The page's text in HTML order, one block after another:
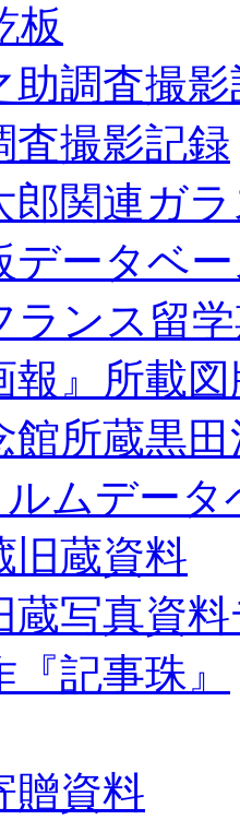
板
助調査撮
査撮影記録
郎関連ガ
データベ
ランス留
報』所載
館所蔵黒
ムデータ
旧蔵資料
蔵写真資
記事珠』
贈資料